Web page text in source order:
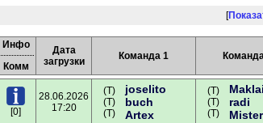
[
Инфо
Комм
Дата
загрузки
Команда 1
[0]
28.06.2026
17:20
(T)
(T)
(T)
joselito
buch
Artex
(T)
(T)
(T)
Maklai
radi